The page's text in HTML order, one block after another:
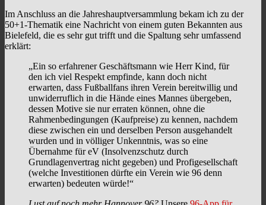
Im Anschluss an die Jahreshauptversammlung bekam ich zu der
50+1-Thematik eine Nachricht von einem guten Bekannten aus
Bielefeld, die es sehr gut trifft und die Spaltung sehr umfassend
erklärt:
„Ein so erfahrener Geschäftsmann wie Herr Kind, für
den ich viel Respekt empfinde, kann doch nicht
erwarten, dass Fußballfans ihren Verein bereitwillig und
unwiderruflich in die Hände eines Mannes übergeben,
dessen Motive sie nur erraten können, ohne die
Rahmenbedingungen (Kaufpreise) zu kennen, nachdem
diese zwischen ein und derselben Person ausgehandelt
wurden und in völliger Unkenntnis, was so eine
Übernahme für eV (Insolvenzschutz durch
Grundlagenvertrag nicht gegeben) und Profigesellschaft
(welche Investitionen dürfte ein Verein wie 96 denn
erwarten) bedeuten würde!“